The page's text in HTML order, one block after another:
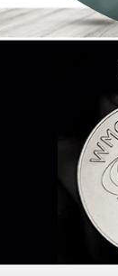
ยู่ดี
ยืน
าง
กๆ